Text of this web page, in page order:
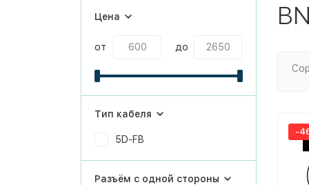
-
Цена
от до
Тип кабеля
5D-FB
Разъём с одной стороны